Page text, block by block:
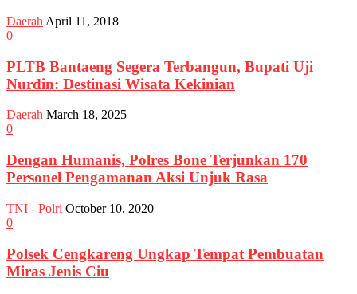
Daerah April 11, 2018
0
PLTB Bantaeng Segera Terbangun, Bupati Uji
Nurdin: Destinasi Wisata Kekinian
Daerah March 18, 2025
0
Dengan Humanis, Polres Bone Terjunkan 170
Personel Pengamanan Aksi Unjuk Rasa
TNI - Polri October 10, 2020
0
Polsek Cengkareng Ungkap Tempat Pembuatan
Miras Jenis Ciu